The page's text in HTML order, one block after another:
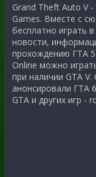
Grand Theft Auto V
Games. Вместе с
бесплатно играть
новости,
прохождению ГТА
Online можно
при наличии GTA
анонсировали ГТА
GTA и других игр -